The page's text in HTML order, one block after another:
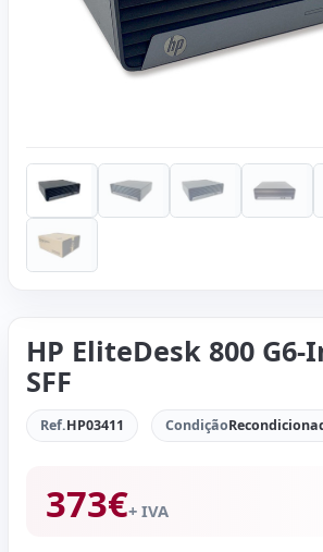
HP EliteDesk 800
SFF
Ref.HP03411 Condição
373€+ IVA